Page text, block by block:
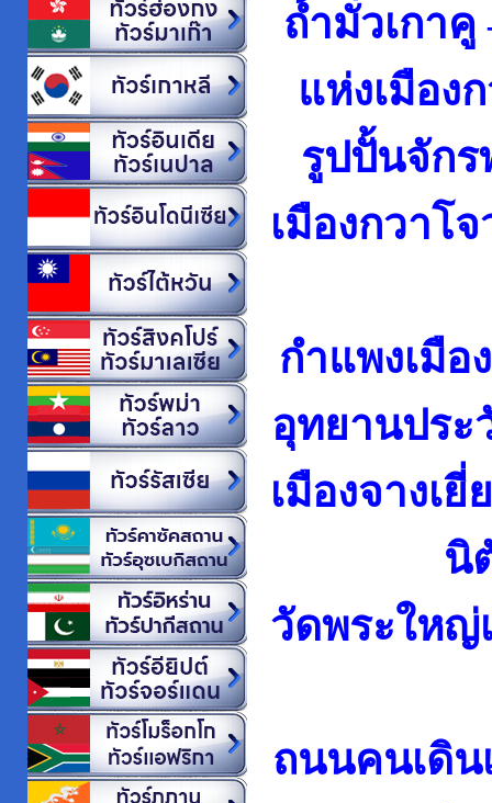
ถ้ำมั่วเกาคู
แห่งเมือง
รูปปั้นจัก
เมืองกวาโ
กำแพงเมือ
อุทยานประ
เมืองจางเ
นิ
วัดพระใหญ่
ถนนคนเดิน